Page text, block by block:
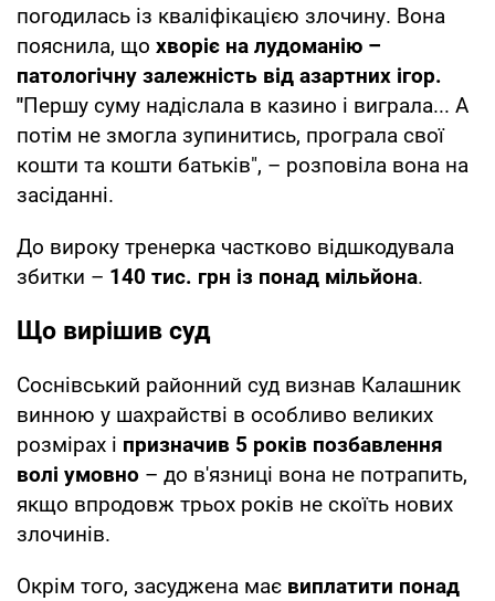
погодилась із кваліфікацією злочину. Вона
пояснила, що хворіє на лудоманію –
патологічну залежність від азартних ігор.
"Першу суму надіслала в казино і виграла... А
потім не змогла зупинитись, програла свої
кошти та кошти батьків", – розповіла вона на
засіданні.
До вироку тренерка частково відшкодувала
збитки – 140 тис. грн із понад мільйона.
Що вирішив суд
Соснівський районний суд визнав Калашник
винною у шахрайстві в особливо великих
розмірах і призначив 5 років позбавлення
волі умовно – до в'язниці вона не потрапить,
якщо впродовж трьох років не скоїть нових
злочинів.
Окрім того, засуджена має виплатити понад